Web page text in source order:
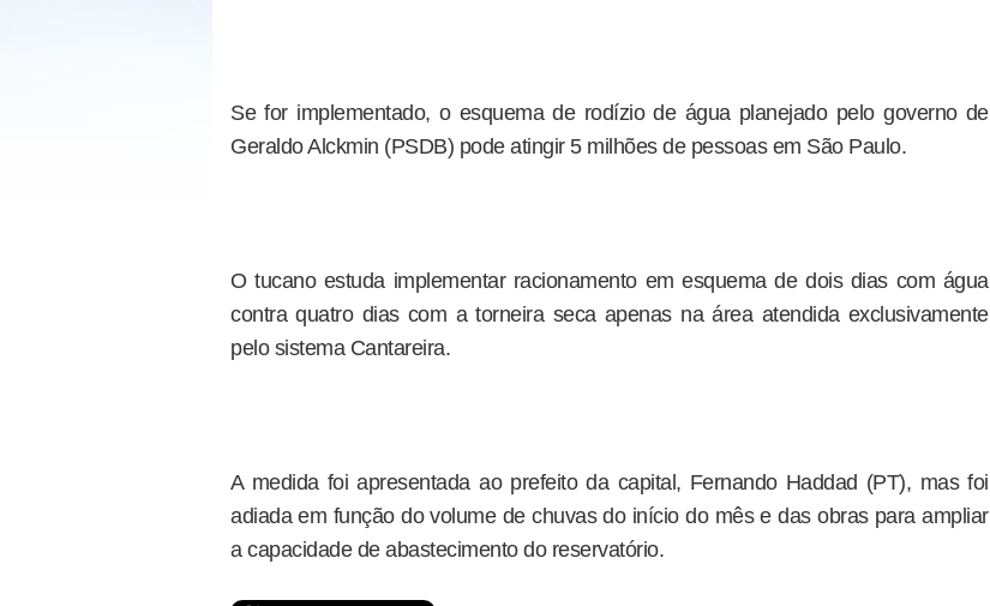
Se for implementado, o esquema de rodízio de água planejado pelo governo de
Geraldo Alckmin (PSDB) pode atingir 5 milhões de pessoas em São Paulo.
O tucano estuda implementar racionamento em esquema de dois dias com água
contra quatro dias com a torneira seca apenas na área atendida exclusivamente
pelo sistema Cantareira.
A medida foi apresentada ao prefeito da capital, Fernando Haddad (PT), mas foi
adiada em função do volume de chuvas do início do mês e das obras para ampliar
a capacidade de abastecimento do reservatório.